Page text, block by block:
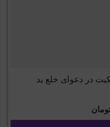
در دعوای خلع ید
تومان